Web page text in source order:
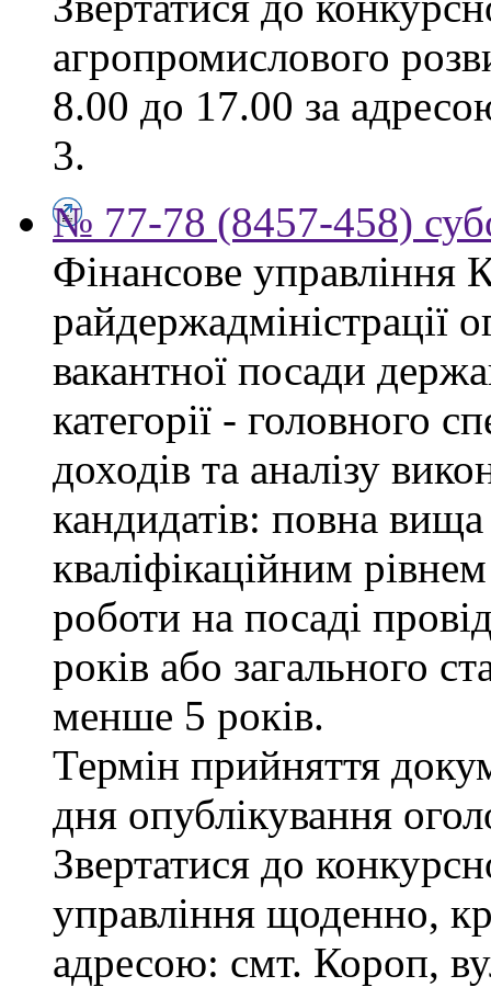
агропромислового
8.00 до 17.00 за
3.
№ 77-78 (8457-458)
Фінансове управління
райдержадміністрації
вакантної посади
категорії - головного
доходів та аналізу
кандидатів: повна вища
кваліфікаційним
роботи на посаді
років або загального
менше 5 років.
Термін прийняття
дня опублікування
Звертатися до
управління щоденно,
адресою: смт. Короп,